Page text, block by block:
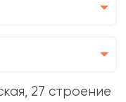
27 строение